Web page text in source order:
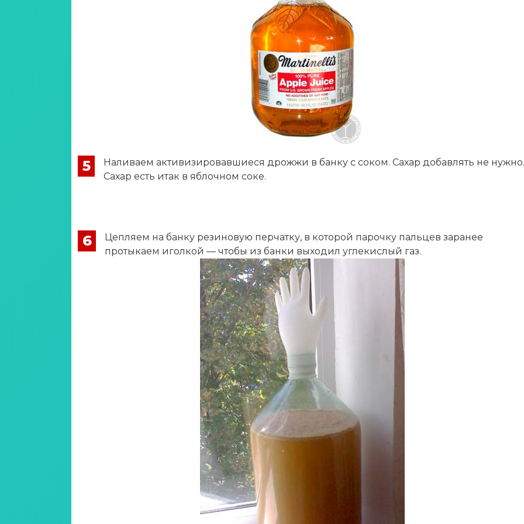
5
Наливаем активизировавшиеся дрожжи в банку с соком. Сахар добавлять не
Сахар есть итак в яблочном соке.
6
Цепляем на банку резиновую перчатку, в которой парочку пальцев заранее
протыкаем иголкой — чтобы из банки выходил углекислый газ.